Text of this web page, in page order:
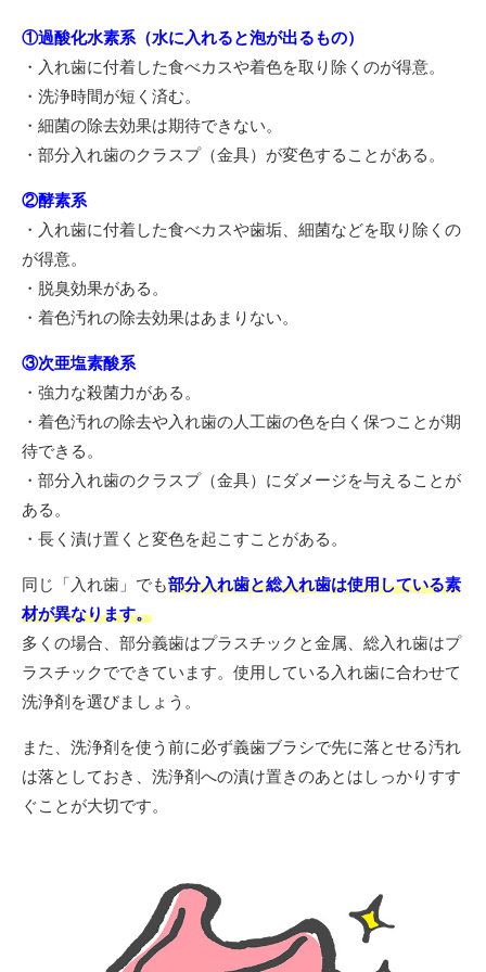
①過酸化水素系（水に入れると泡が出るもの）
・入れ歯に付着した食べカスや着色を取り除くのが得意。
・洗浄時間が短く済む。
・細菌の除去効果は期待できない。
・部分入れ歯のクラスプ（金具）が変色することがある。
②酵素系
・入れ歯に付着した食べカスや歯垢、細菌などを取り除くの
が得意。
・脱臭効果がある。
・着色汚れの除去効果はあまりない。
③次亜塩素酸系
・強力な殺菌力がある。
・着色汚れの除去や入れ歯の人工歯の色を白く保つことが期
待できる。
・部分入れ歯のクラスプ（金具）にダメージを与えることが
ある。
・長く漬け置くと変色を起こすことがある。
同じ「入れ歯」でも部分入れ歯と総入れ歯は使用している素
材が異なります。
多くの場合、部分義歯はプラスチックと金属、総入れ歯はプ
ラスチックでできています。使用している入れ歯に合わせて
洗浄剤を選びましょう。
また、洗浄剤を使う前に必ず義歯ブラシで先に落とせる汚れ
は落としておき、洗浄剤への漬け置きのあとはしっかりすす
ぐことが大切です。